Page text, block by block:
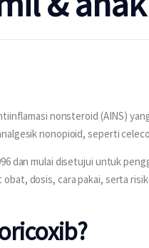
nonsteroid (AINS)
nonopioid, seperti
dan mulai disetujui untuk
dosis, cara pakai, serta